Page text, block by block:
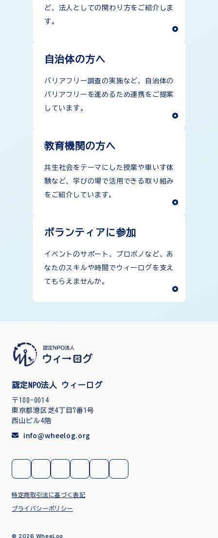
ど、法人としての関わり方をご紹介しま
す。
自治体の方へ
バリアフリー調査の実施など、自治体の
バリアフリーを進めるため連携をご提案
しています。
教育機関の方へ
共生社会をテーマにした授業や車いす体
験など、学びの場で活用できる取り組み
をご紹介しています。
ボランティアに参加
イベントのサポート、プロボノなど、あ
なたのスキルや時間でウィーログを支え
てもらえませんか。
認定NPO法人 ウィーログ
〒108-0014
東京都港区芝4丁目7番1号
西山ビル4階
info@wheelog.org
特定商取引法に基づく表記
プライバシーポリシー
© 2026 WheeLog